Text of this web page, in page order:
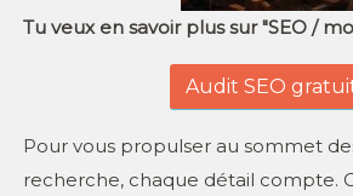
Tu veux en savoir plus sur "SEO /
Audit SEO
Pour vous propulser au sommet
recherche, chaque détail compte.